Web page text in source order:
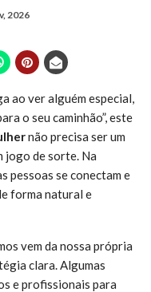
2026
ao ver alguém especial,
o seu caminhão”, este
não precisa ser um
jogo de sorte. Na
pessoas se conectam e
forma natural e
vem da nossa própria
clara. Algumas
e profissionais para